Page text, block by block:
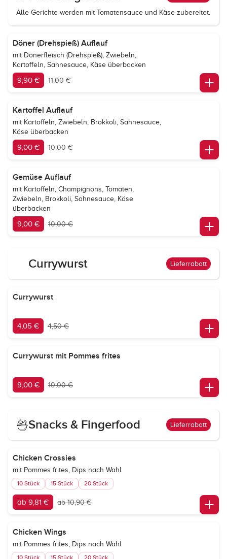
Alle Gerichte werden mit Tomatensauce und Käse zubereitet.
Döner (Drehspieß) Auflauf
mit Dönerfleisch (Drehspieß), Zwiebeln,
Kartoffeln, Sahnesauce, Käse überbacken
9,90 € 11,00 €
Kartoffel Auflauf
mit Kartoffeln, Zwiebeln, Brokkoli, Sahnesauce,
Käse überbacken
9,00 € 10,00 €
Gemüse Auflauf
mit Kartoffeln, Champignons, Tomaten,
Zwiebeln, Brokkoli, Sahnesauce, Käse
überbacken
9,00 € 10,00 €
Currywurst Lieferrabatt
Currywurst
4,05 € 4,50 €
Currywurst mit Pommes frites
9,00 € 10,00 €
Snacks & Fingerfood Lieferrabatt
Chicken Crossies
mit Pommes frites, Dips nach Wahl
10 Stück 15 Stück 20 Stück
ab 9,81 € ab 10,90 €
Chicken Wings
mit Pommes frites, Dips nach Wahl
10 Stück 15 Stück 20 Stück